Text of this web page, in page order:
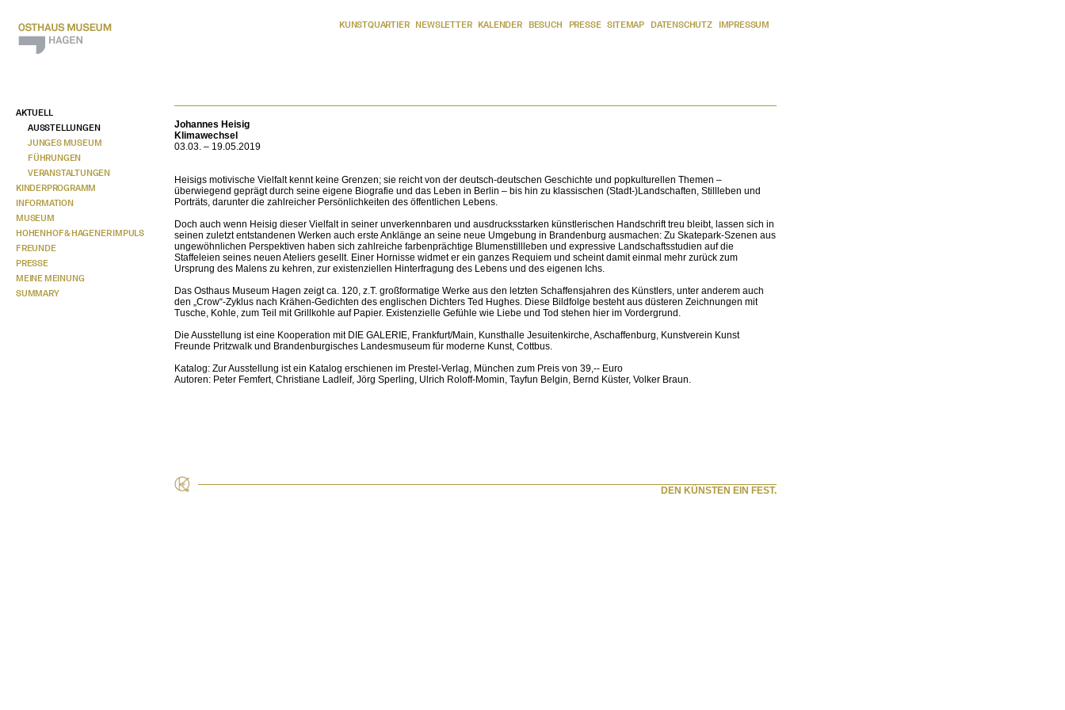
KUNSTQUARTIER NEWSLETTER KALENDER BESUCH PRESSE SITEMAP DATENSCHUTZ IMPRESSUM
AKTUELL
AUSSTELLUNGEN
JUNGES MUSEUM
FÜHRUNGEN
VERANSTALTUNGEN
KINDERPROGRAMM
INFORMATION
MUSEUM
HOHENHOF & HAGENER IMPULS
FREUNDE
PRESSE
MEINE MEINUNG
SUMMARY
Johannes Heisig
Klimawechsel
03.03. – 19.05.2019
Heisigs motivische Vielfalt kennt keine Grenzen; sie reicht von der deutsch-deutschen Geschichte und popkulturellen Themen –
überwiegend geprägt durch seine eigene Biografie und das Leben in Berlin – bis hin zu klassischen (Stadt-)Landschaften, Stillleben und
Porträts, darunter die zahlreicher Persönlichkeiten des öffentlichen Lebens.
Doch auch wenn Heisig dieser Vielfalt in seiner unverkennbaren und ausdrucksstarken künstlerischen Handschrift treu bleibt, lassen sich in
seinen zuletzt entstandenen Werken auch erste Anklänge an seine neue Umgebung in Brandenburg ausmachen: Zu Skatepark-Szenen aus
ungewöhnlichen Perspektiven haben sich zahlreiche farbenprächtige Blumenstillleben und expressive Landschaftsstudien auf die
Staffeleien seines neuen Ateliers gesellt. Einer Hornisse widmet er ein ganzes Requiem und scheint damit einmal mehr zurück zum
Ursprung des Malens zu kehren, zur existenziellen Hinterfragung des Lebens und des eigenen Ichs.
Das Osthaus Museum Hagen zeigt ca. 120, z.T. großformatige Werke aus den letzten Schaffensjahren des Künstlers, unter anderem auch
den „Crow“-Zyklus nach Krähen-Gedichten des englischen Dichters Ted Hughes. Diese Bildfolge besteht aus düsteren Zeichnungen mit
Tusche, Kohle, zum Teil mit Grillkohle auf Papier. Existenzielle Gefühle wie Liebe und Tod stehen hier im Vordergrund.
Die Ausstellung ist eine Kooperation mit DIE GALERIE, Frankfurt/Main, Kunsthalle Jesuitenkirche, Aschaffenburg, Kunstverein Kunst
Freunde Pritzwalk und Brandenburgisches Landesmuseum für moderne Kunst, Cottbus.
Katalog: Zur Ausstellung ist ein Katalog erschienen im Prestel-Verlag, München zum Preis von 39,-- Euro
Autoren: Peter Femfert, Christiane Ladleif, Jörg Sperling, Ulrich Roloff-Momin, Tayfun Belgin, Bernd Küster, Volker Braun.
DEN KÜNSTEN EIN FEST.